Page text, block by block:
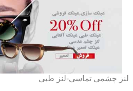
لنز چشمی تماسی-لنز طبی